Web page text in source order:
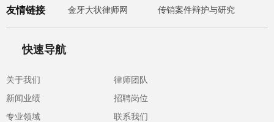
快速导航
关于我们
新闻业绩
专业领域
律师团队
招聘岗位
联系我们
友情链接 金牙大状律师网 传销案件辩护与研究